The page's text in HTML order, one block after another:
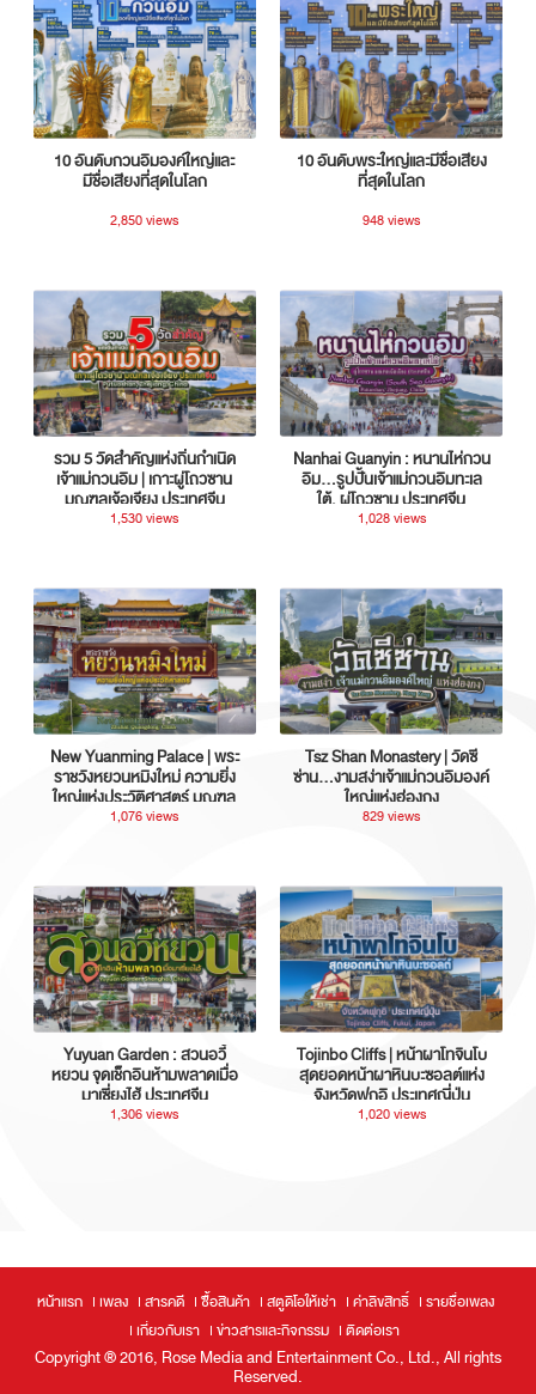
10 อันดับกวนอิมองค์ใหญ่และ
มีชื่อเสียงที่สุดในโลก
2,850 views
10 อันดับพระใหญ่และมีชื่อเสียง
ที่สุดในโลก
948 views
รวม 5 วัดสำคัญแห่งถิ่นกำเนิด
เจ้าแม่กวนอิม | เกาะผู่โถวซาน
มณฑลเจ้อเจียง ประเทศจีน
1,530 views
Nanhai Guanyin : หนานไห่กวน
อิม...รูปปั้นเจ้าแม่กวนอิมทะเล
ใต้, ผู่โถวซาน ประเทศจีน
1,028 views
New Yuanming Palace | พระ
ราชวังหยวนหมิงใหม่ ความยิ่ง
ใหญ่แห่งประวัติศาสตร์ มณฑล
กวางตุ้ง ประเทศจีน
1,076 views
Tsz Shan Monastery | วัดซี
ซ่าน…งามสง่าเจ้าแม่กวนอิมองค์
ใหญ่แห่งฮ่องกง
829 views
Yuyuan Garden : สวนอวี้
หยวน จุดเช็กอินห้ามพลาดเมื่อ
มาเซี่ยงไฮ้ ประเทศจีน
1,306 views
Tojinbo Cliffs | หน้าผาโทจินโบ
สุดยอดหน้าผาหินบะซอลต์แห่ง
จังหวัดฟุกุอิ ประเทศญี่ปุ่น
1,020 views
หน้าแรก เพลง สารคดี ซื้อสินค้า สตูดิโอให้เช่า ค่าลิขสิทธิ์
รายชื่อเพลง
เกี่ยวกับเรา
ข่าวสารและกิจกรรม ติดต่อเรา
Copyright ® 2016, Rose Media and Entertainment Co., Ltd., All rights
Reserved.